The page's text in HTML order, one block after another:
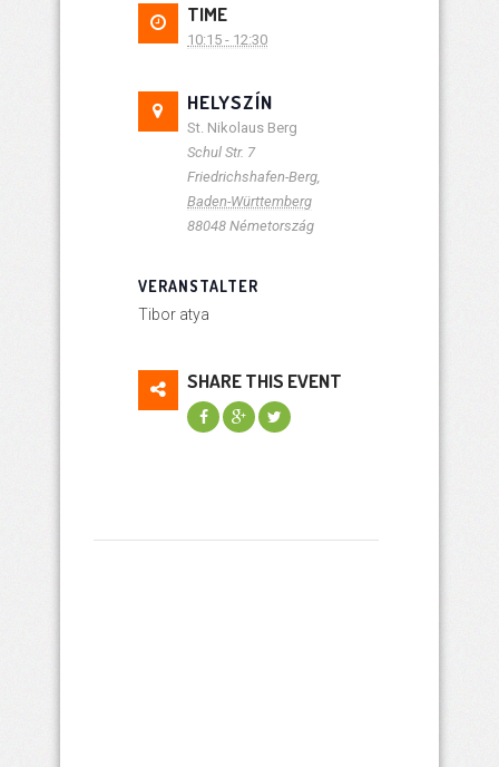
TIME
10:15 - 12:30
HELYSZÍN
St. Nikolaus Berg
Schul Str. 7
Friedrichshafen-Berg
Baden-Württemberg
88048 Németország
VERANSTALTER
Tibor atya
SHARE THIS EVENT